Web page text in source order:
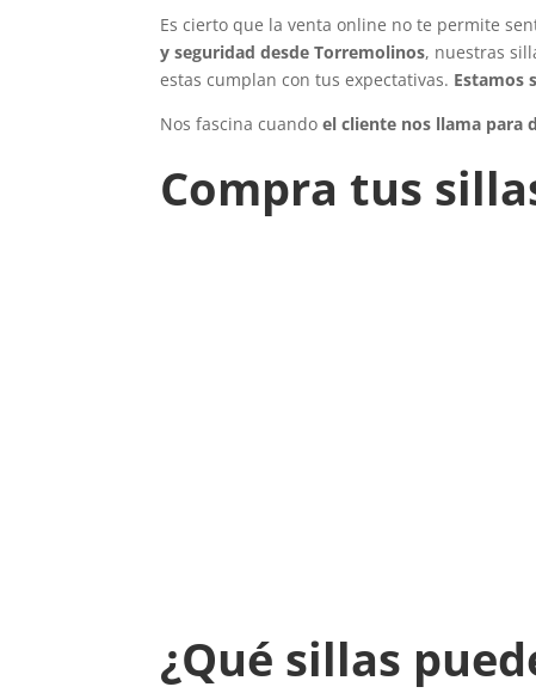
Es cierto que la venta online no te permite
y seguridad desde Torremolinos, nuestras
estas cumplan con tus expectativas. Estamos
Nos fascina cuandoel cliente nos llama para
Compra tus
¿Qué sillas